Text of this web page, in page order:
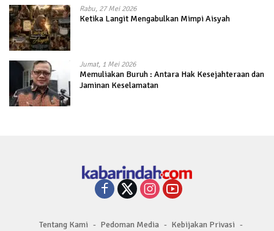
Rabu, 27 Mei 2026
Ketika Langit Mengabulkan Mimpi Aisyah
Jumat, 1 Mei 2026
Memuliakan Buruh : Antara Hak Kesejahteraan dan
Jaminan Keselamatan
Tentang Kami Pedoman Media Kebijakan Privasi